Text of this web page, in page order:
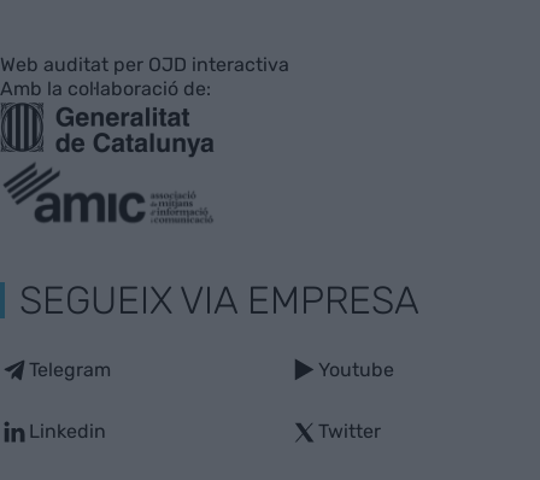
Web auditat per OJD interactiva
Amb la col·laboració de:
SEGUEIX VIA EMPRESA
Telegram
Linkedin
Youtube
Twitter